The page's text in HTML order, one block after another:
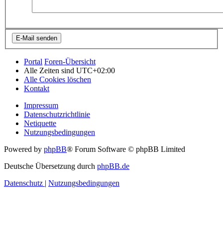
Portal Foren-Übersicht
Alle Zeiten sind UTC+02:00
Alle Cookies löschen
Kontakt
Impressum
Datenschutzrichtlinie
Netiquette
Nutzungsbedingungen
Powered by phpBB® Forum Software © phpBB Limited
Deutsche Übersetzung durch phpBB.de
Datenschutz | Nutzungsbedingungen